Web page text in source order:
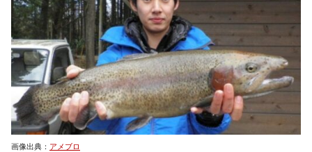
画像出典： アメブロ